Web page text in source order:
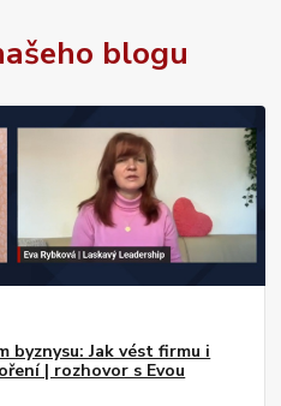
blogu
byznysu: Jak vést firmu i
| rozhovor s Evou